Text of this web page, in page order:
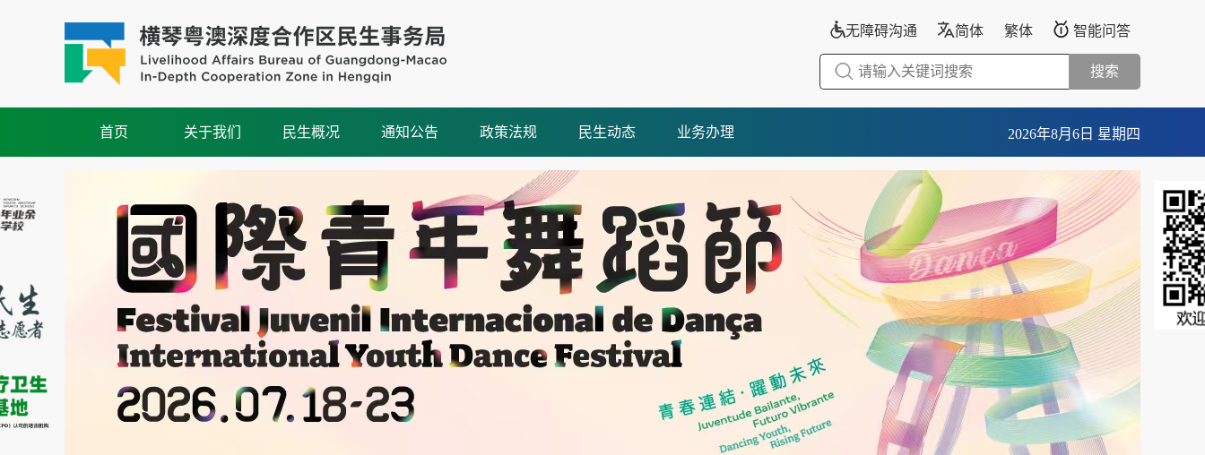
无障碍沟通 简体 繁体 智能问答
搜索
首页 关于我们 民生概况 通知公告 政策法规 民生动态 业务办理 2026年8月6日 星期四